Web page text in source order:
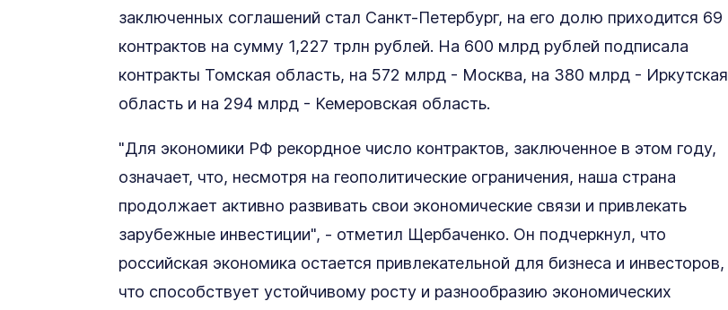
заключенных соглашений стал Санкт-Петербург, на его долю приходится 69
контрактов на сумму 1,227 трлн рублей. На 600 млрд рублей подписала
контракты Томская область, на 572 млрд - Москва, на 380 млрд - Иркутская
область и на 294 млрд - Кемеровская область.
"Для экономики РФ рекордное число контрактов, заключенное в этом году,
означает, что, несмотря на геополитические ограничения, наша страна
продолжает активно развивать свои экономические связи и привлекать
зарубежные инвестиции", - отметил Щербаченко. Он подчеркнул, что
российская экономика остается привлекательной для бизнеса и инвесторов,
что способствует устойчивому росту и разнообразию экономических